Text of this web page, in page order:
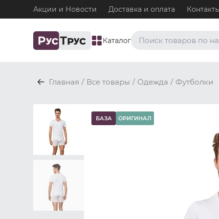
Акции и Новости Доставка и оплата
Каталог
Топ-бра
Нижнее белье / Топ-бра
Нижнее белье / Трусы /
Нижнее белье / Трусы /
Главная / Все товары / Одежда / Футболки
БАЗА ОРИГИНАЛ